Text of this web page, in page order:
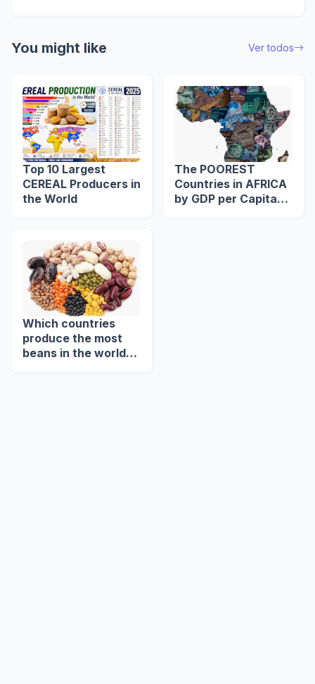
You might like Ver todos
Top 10 Largest
CEREAL Producers in
the World
The POOREST
Countries in AFRICA
by GDP per Capita
Which countries
produce the most
beans in the world?